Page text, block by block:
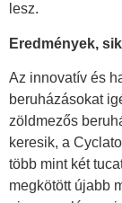
lesz.
Eredmények,
Az innovatív és
beruházásokat
zöldmezős
keresik, a
több mint két
megkötött újabb